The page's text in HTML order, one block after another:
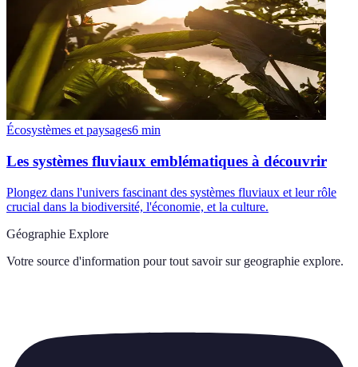
Écosystèmes et paysages6 min
Les systèmes fluviaux emblématiques à découvrir
Plongez dans l'univers fascinant des systèmes fluviaux et leur rôle
crucial dans la biodiversité, l'économie, et la culture.
Géographie Explore
Votre source d'information pour tout savoir sur geographie explore.